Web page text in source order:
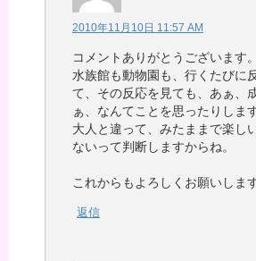
2010年11月10日 11:57 AM
コメントありがとうございます。
水族館も動物園も、行くたびに
て、その反応を見ても、あぁ、
ぁ、なんてことを思ったりしま
大人と違って、みたままで楽し
ないって判断しますからね。
これからもよろしくお願いします
返信